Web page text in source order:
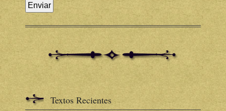
Textos Recientes